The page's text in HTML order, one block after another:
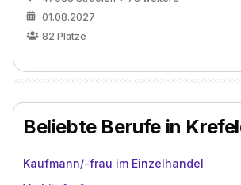
01.08.2027
82 Plätze
Beliebte Berufe in
Kaufmann/-frau im Einzelhandel